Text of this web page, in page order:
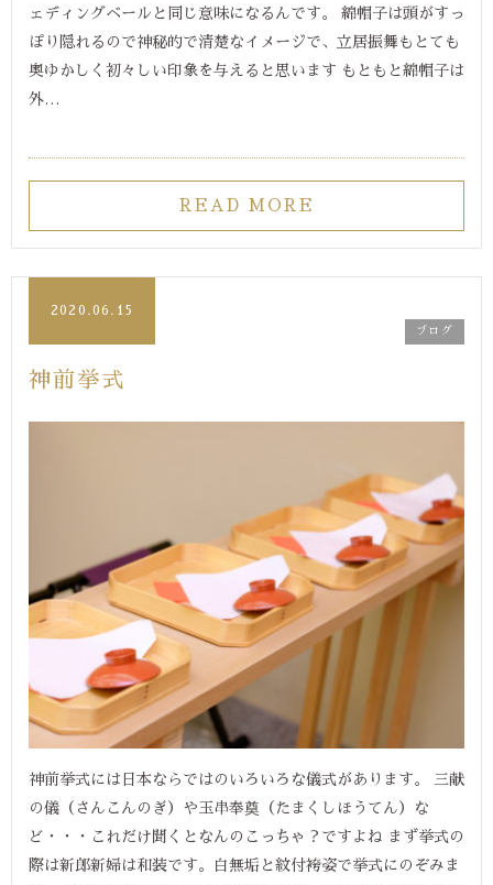
ェディングベールと同じ意味になるんです。 綿帽子は頭がすっ
ぽり隠れるので神秘的で清楚なイメージで、立居振舞もとても
奥ゆかしく初々しい印象を与えると思います もともと綿帽子は
外…
READ MORE
2020.06.15
ブログ
神前挙式
神前挙式には日本ならではのいろいろな儀式があります。 三献
の儀（さんこんのぎ）や玉串奉奠（たまくしほうてん）な
ど・・・これだけ聞くとなんのこっちゃ？ですよね まず挙式の
際は新郎新婦は和装です。白無垢と紋付袴姿で挙式にのぞみま